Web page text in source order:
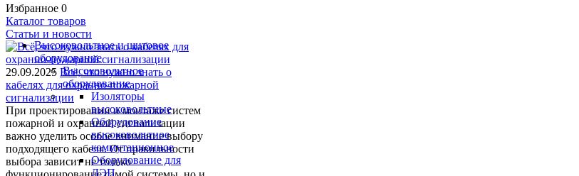
Избранное 0
Каталог товаров
Высоковольтное и щитовое
оборудование
Высоковольтное
оборудование
Изоляторы
высоковольтные
Оборудование
высоковольтное
коммутационное
Оборудование для
ЛЭП
Статьи и новости
29.09.2025 Всё, что нужно знать о
кабелях для охранно-пожарной
сигнализации
При проектировании и монтаже систем
пожарной и охранной сигнализации
важно уделить особое внимание выбору
подходящего кабеля. От правильности
выбора зависит не только